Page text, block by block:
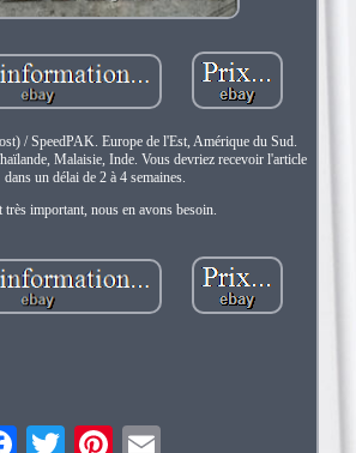
/ SpeedPAK. Europe de l'Est, Amérique du Sud.
Malaisie, Inde. Vous devriez recevoir l'article
dans un délai de 2 à 4 semaines.
très important, nous en avons besoin.